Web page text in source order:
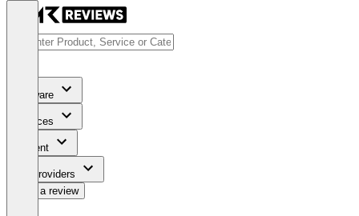
Software
Services
Content
For Providers
Write a review